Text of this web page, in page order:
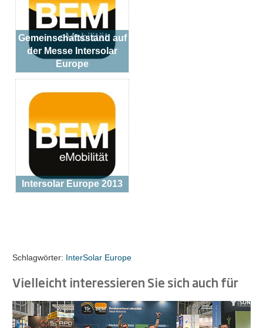
Gemeinschaftsstand auf
der Messe Intersolar
Europe
Intersolar Europe 2013
Schlagwörter: InterSolar Europe
Vielleicht interessieren Sie sich auch für